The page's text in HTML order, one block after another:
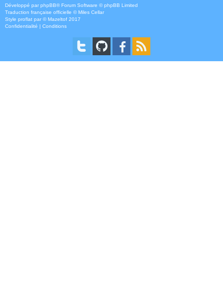
Développé par phpBB® Forum Software © phpBB Limited
Traduction française officielle ©Miles Cellar
Style proflat par ©Mazeltof 2017
Confidentialité | Conditions